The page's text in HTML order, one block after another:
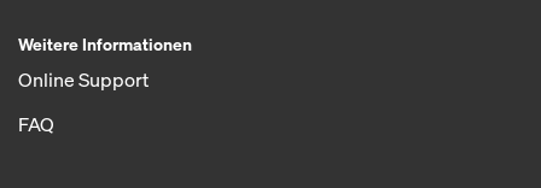
Weitere Informationen
Online Support
FAQ